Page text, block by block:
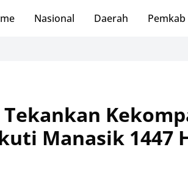
Nasional Daerah
Manasik 1447